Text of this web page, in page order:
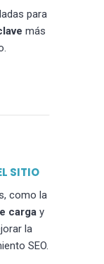
para
más
SITIO
como la
carga y
la
SEO.